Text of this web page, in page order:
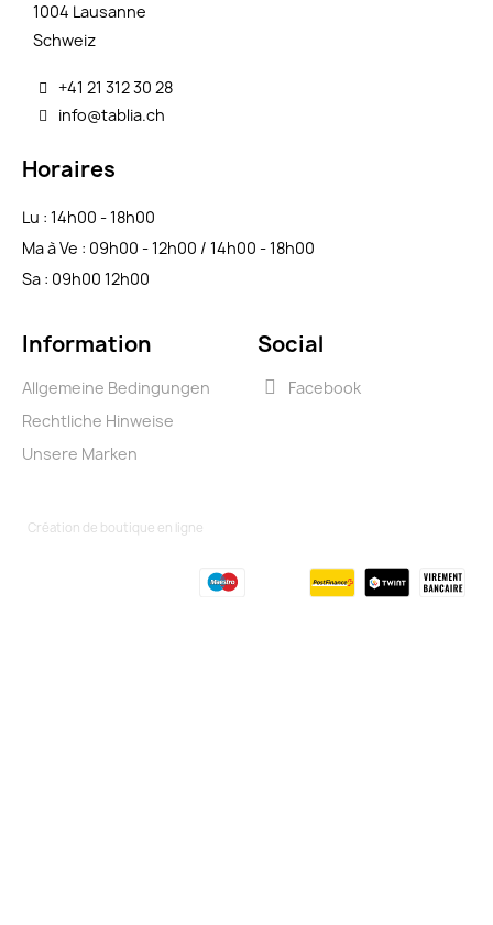
1004 Lausanne
Schweiz
+41 21 312 30 28
info@tablia.ch
Horaires
Lu : 14h00 - 18h00
Ma à Ve : 09h00 - 12h00 / 14h00 - 18h00
Sa : 09h00 12h00
Information
Allgemeine Bedingungen
Rechtliche Hinweise
Unsere Marken
Social
Facebook
Création de boutique en ligne